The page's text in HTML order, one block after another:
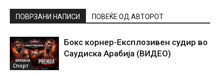
ПОВРЗАНИ НАПИСИ ПОВЕЌЕ ОД АВТОРОТ
Спорт
Бокс корнер-Експлозивен судир во
Саудиска Арабија (ВИДЕО)